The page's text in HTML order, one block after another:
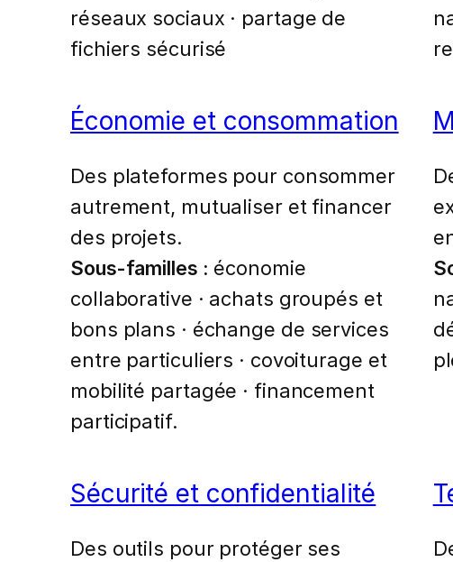
réseaux sociaux · partage de
fichiers sécurisé
Économie et consommation
Des plateformes pour consommer
autrement, mutualiser et financer
des projets.
Sous-familles : économie
collaborative · achats groupés et
bons plans · échange de services
entre particuliers · covoiturage et
mobilité partagée · financement
participatif.
Sécurité et confidentialité
Des outils pour protéger ses